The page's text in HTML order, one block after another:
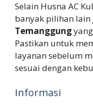
Selain Husna AC
banyak pilihan lain
Temanggung
Pastikan untuk
layanan sebelum
sesuai dengan
Informasi